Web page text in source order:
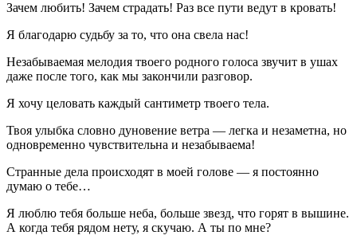
Зачем любить! Зачем страдать! Раз все пути ведут в кровать!
Я благодарю судьбу за то, что она свела нас!
Незабываемая мелодия твоего родного голоса звучит в ушах
даже после того, как мы закончили разговор.
Я хочу целовать каждый сантиметр твоего тела.
Твоя улыбка словно дуновение ветра — легка и незаметна, но
одновременно чувствительна и незабываема!
Странные дела происходят в моей голове — я постоянно
думаю о тебе…
Я люблю тебя больше неба, больше звезд, что горят в вышине.
А когда тебя рядом нету, я скучаю. А ты по мне?